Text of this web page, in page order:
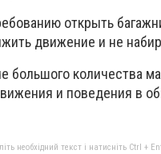
открыть
движение и не
большого количества
и поведения в
необхідний текст і натисніть Ctrl +